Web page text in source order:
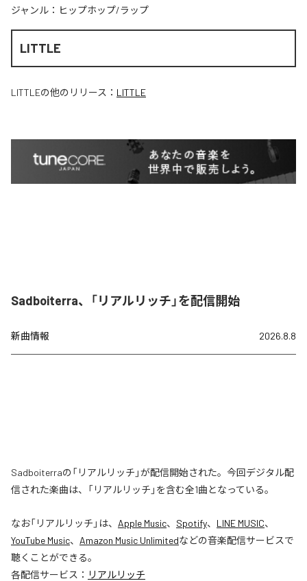
ジャンル： ヒップホップ/ラップ
LITTLE
LITTLEの他のリリース： LITTLE
Sadboiterra、「リアルリッチ」を配信開始
新曲情報 2026.8.8
Sadboiterraの「リアルリッチ」が配信開始された。今回デジタル配
信された楽曲は、「リアルリッチ」を含む全1曲となっている。
なお「リアルリッチ 」は、 Apple Music、 Spotify、 LINE MUSIC、
YouTube Music、 Amazon Music Unlimitedなどの音楽配信サービスで
聴くことができる。
各配信サービス： リアルリッチ